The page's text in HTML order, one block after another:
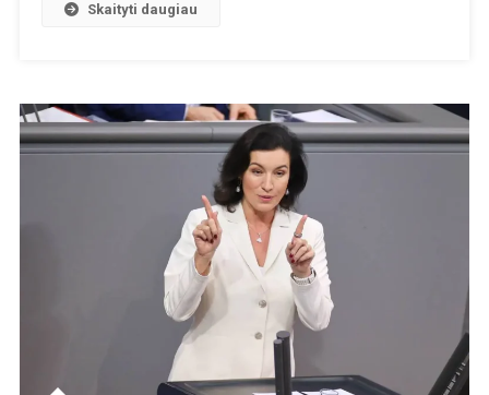
Skaityti daugiau